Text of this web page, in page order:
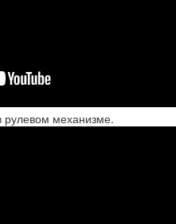
рулевом механизме.